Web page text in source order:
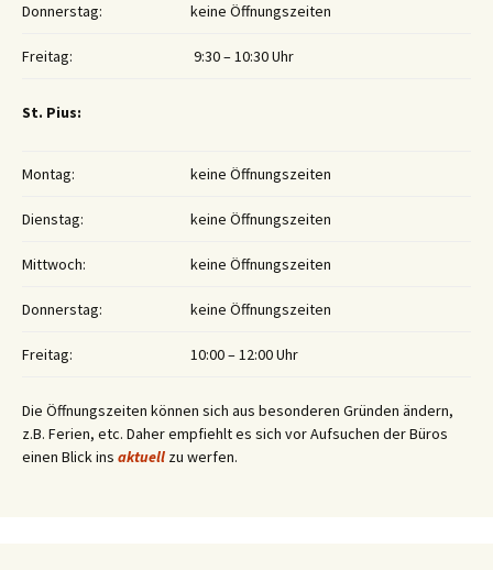
Donnerstag: keine Öffnungszeiten
Freitag: 9:30 – 10:30 Uhr
St. Pius:
Montag: keine Öffnungszeiten
Dienstag: keine Öffnungszeiten
Mittwoch: keine Öffnungszeiten
Donnerstag: keine Öffnungszeiten
Freitag: 10:00 – 12:00 Uhr
Die Öffnungszeiten können sich aus besonderen Gründen ändern,
z.B. Ferien, etc. Daher empfiehlt es sich vor Aufsuchen der Büros
einen Blick ins aktuell zu werfen.